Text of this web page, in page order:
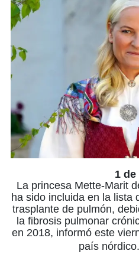
1 de
La princesa Mette-Marit
ha sido incluida en la lista
trasplante de pulmón,
la fibrosis pulmonar
en 2018, informó este
país nórdico.